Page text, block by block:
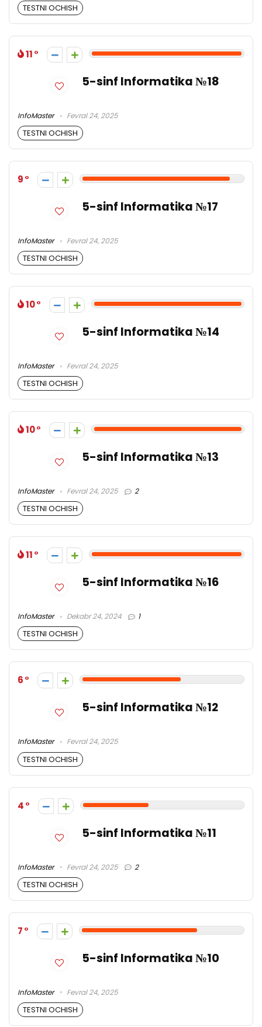
TESTNI OCHISH
11
5-sinf Informatika №18
InfoMaster Fevral 24, 2025
TESTNI OCHISH
9
5-sinf Informatika №17
InfoMaster Fevral 24, 2025
TESTNI OCHISH
10
5-sinf Informatika №14
InfoMaster Fevral 24, 2025
TESTNI OCHISH
10
5-sinf Informatika №13
InfoMaster Fevral 24, 2025 2
TESTNI OCHISH
11
5-sinf Informatika №16
InfoMaster Dekabr 24, 2024 1
TESTNI OCHISH
6
5-sinf Informatika №12
InfoMaster Fevral 24, 2025
TESTNI OCHISH
4
5-sinf Informatika №11
InfoMaster Fevral 24, 2025 2
TESTNI OCHISH
7
5-sinf Informatika №10
InfoMaster Fevral 24, 2025
TESTNI OCHISH